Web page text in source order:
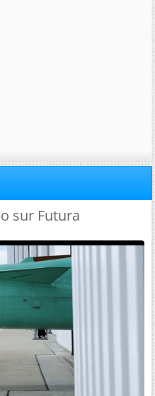
sur Futura